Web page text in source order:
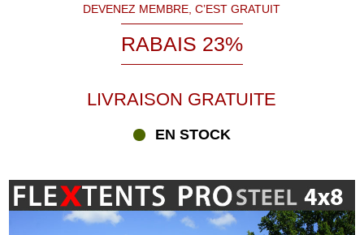
DEVENEZ MEMBRE, C’EST GRATUIT
RABAIS 23%
LIVRAISON GRATUITE
EN STOCK